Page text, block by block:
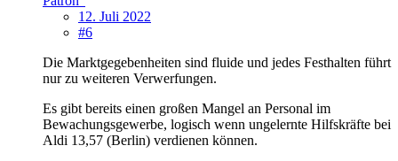
12. Juli 2022
#6
Die Marktgegebenheiten sind fluide und jedes Festhalten führt
nur zu weiteren Verwerfungen.
Es gibt bereits einen großen Mangel an Personal im
Bewachungsgewerbe, logisch wenn ungelernte Hilfskräfte bei
Aldi 13,57 (Berlin) verdienen können.